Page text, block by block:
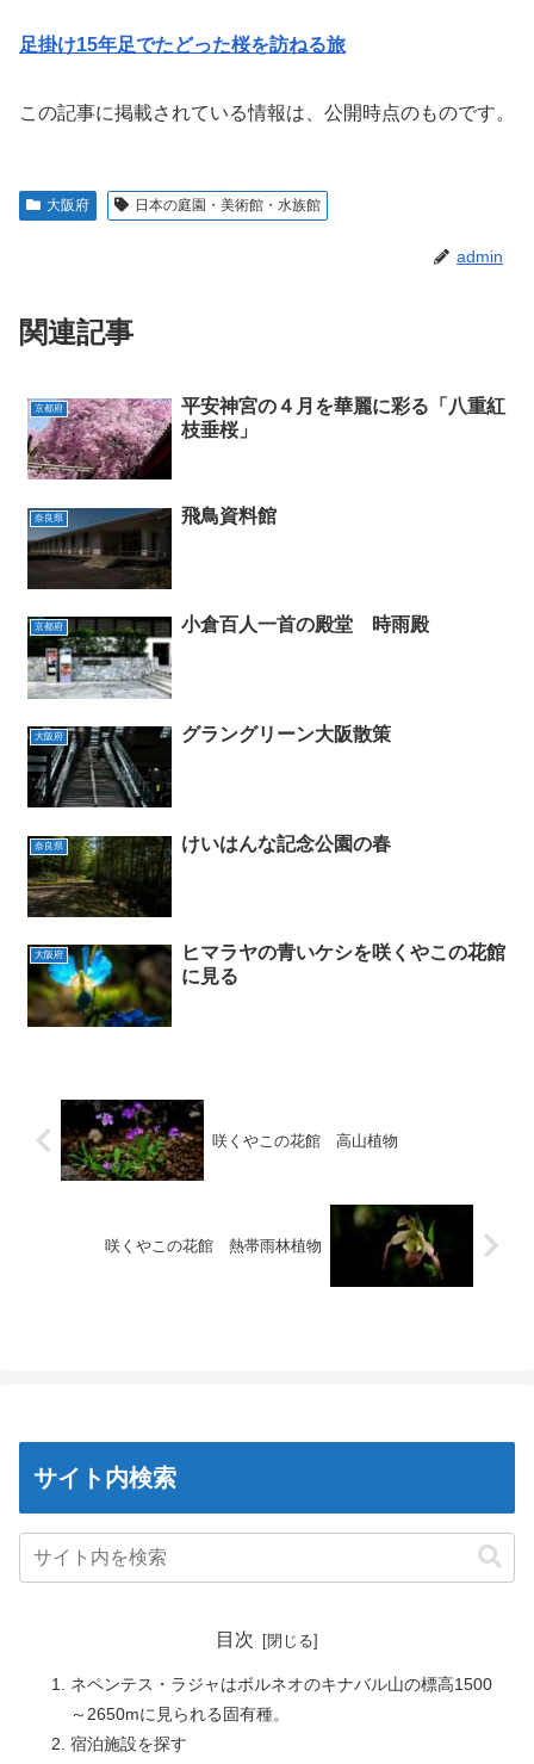
足掛け15年足でたどった桜を訪ねる旅
この記事に掲載されている情報は、公開時点のものです。
大阪府 日本の庭園・美術館・水族館
admin
関連記事
京都府
平安神宮の４月を華麗に彩る「八重紅
枝垂桜」
奈良県 飛鳥資料館
京都府 小倉百人一首の殿堂 時雨殿
大阪府 グラングリーン大阪散策
奈良県 けいはんな記念公園の春
大阪府
ヒマラヤの青いケシを咲くやこの花館
に見る
咲くやこの花館 高山植物
咲くやこの花館 熱帯雨林植物
サイト内検索
目次
ネペンテス・ラジャはボルネオのキナバル山の標高1500
～2650mに見られる固有種。
宿泊施設を探す